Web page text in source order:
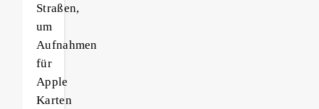
Straßen,
um
Aufnahmen
für
Apple
Karten